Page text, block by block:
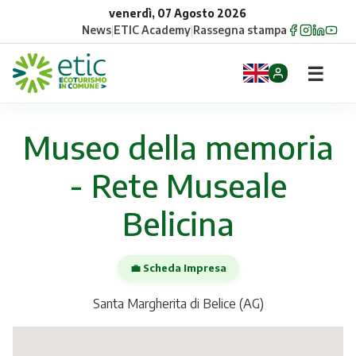
venerdì, 07 Agosto 2026
News|ETIC Academy|Rassegna stampa
Opportunità
☰
Museo della memoria
- Rete Museale
Belicina
💼 Scheda Impresa
Santa Margherita di Belice (AG)